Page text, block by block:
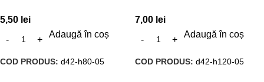
5,50 lei
Adaugă în coș
COD PRODUS: d42-h80-05
7,00 lei
Adaugă în coș
COD PRODUS: d42-h120-05